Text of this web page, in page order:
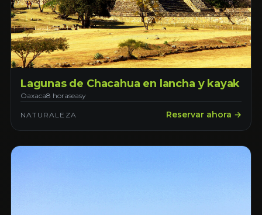
Lagunas de Chacahua en lancha y kayak
Oaxaca8 horaseasy
NATURALEZA Reservar ahora →